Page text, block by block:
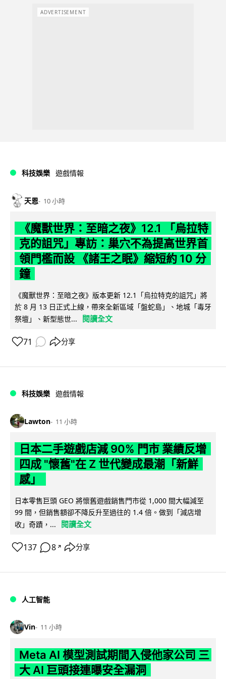
ADVERTISEMENT
科技娛樂 遊戲情報
天恩 10 小時
《魔獸世界：至暗之夜》12.1 「烏拉特
克的詛咒」專訪：巢穴不為提高世界首
領門檻而設 《諸王之眠》縮短約 10 分
鐘
《魔獸世界：至暗之夜》版本更新 12.1「烏拉特克的詛咒」將
於 8 月 13 日正式上線，帶來全新區域「盤蛇島」、地城「毒牙
祭壇」、新型態世...
閱讀全文
71 分享
科技娛樂 遊戲情報
Lawton 11 小時
日本二手遊戲店減 90% 門市 業績反增
四成 "懷舊"在 Z 世代變成最潮「新鮮
感」
日本零售巨頭 GEO 將懷舊遊戲銷售門市從 1,000 間大幅減至
99 間，但銷售額卻不降反升至過往的 1.4 倍。做到「減店增
收」奇蹟，...
閱讀全文
137 8 ↗ 分享
人工智能
Vin 11 小時
Meta AI 模型測試期間入侵他家公司 三
大 AI 巨頭接連曝安全漏洞